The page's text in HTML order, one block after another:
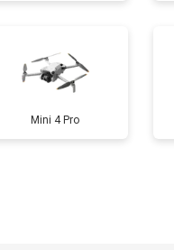
2800 ₽
3600 ₽
Mini 4 Pro